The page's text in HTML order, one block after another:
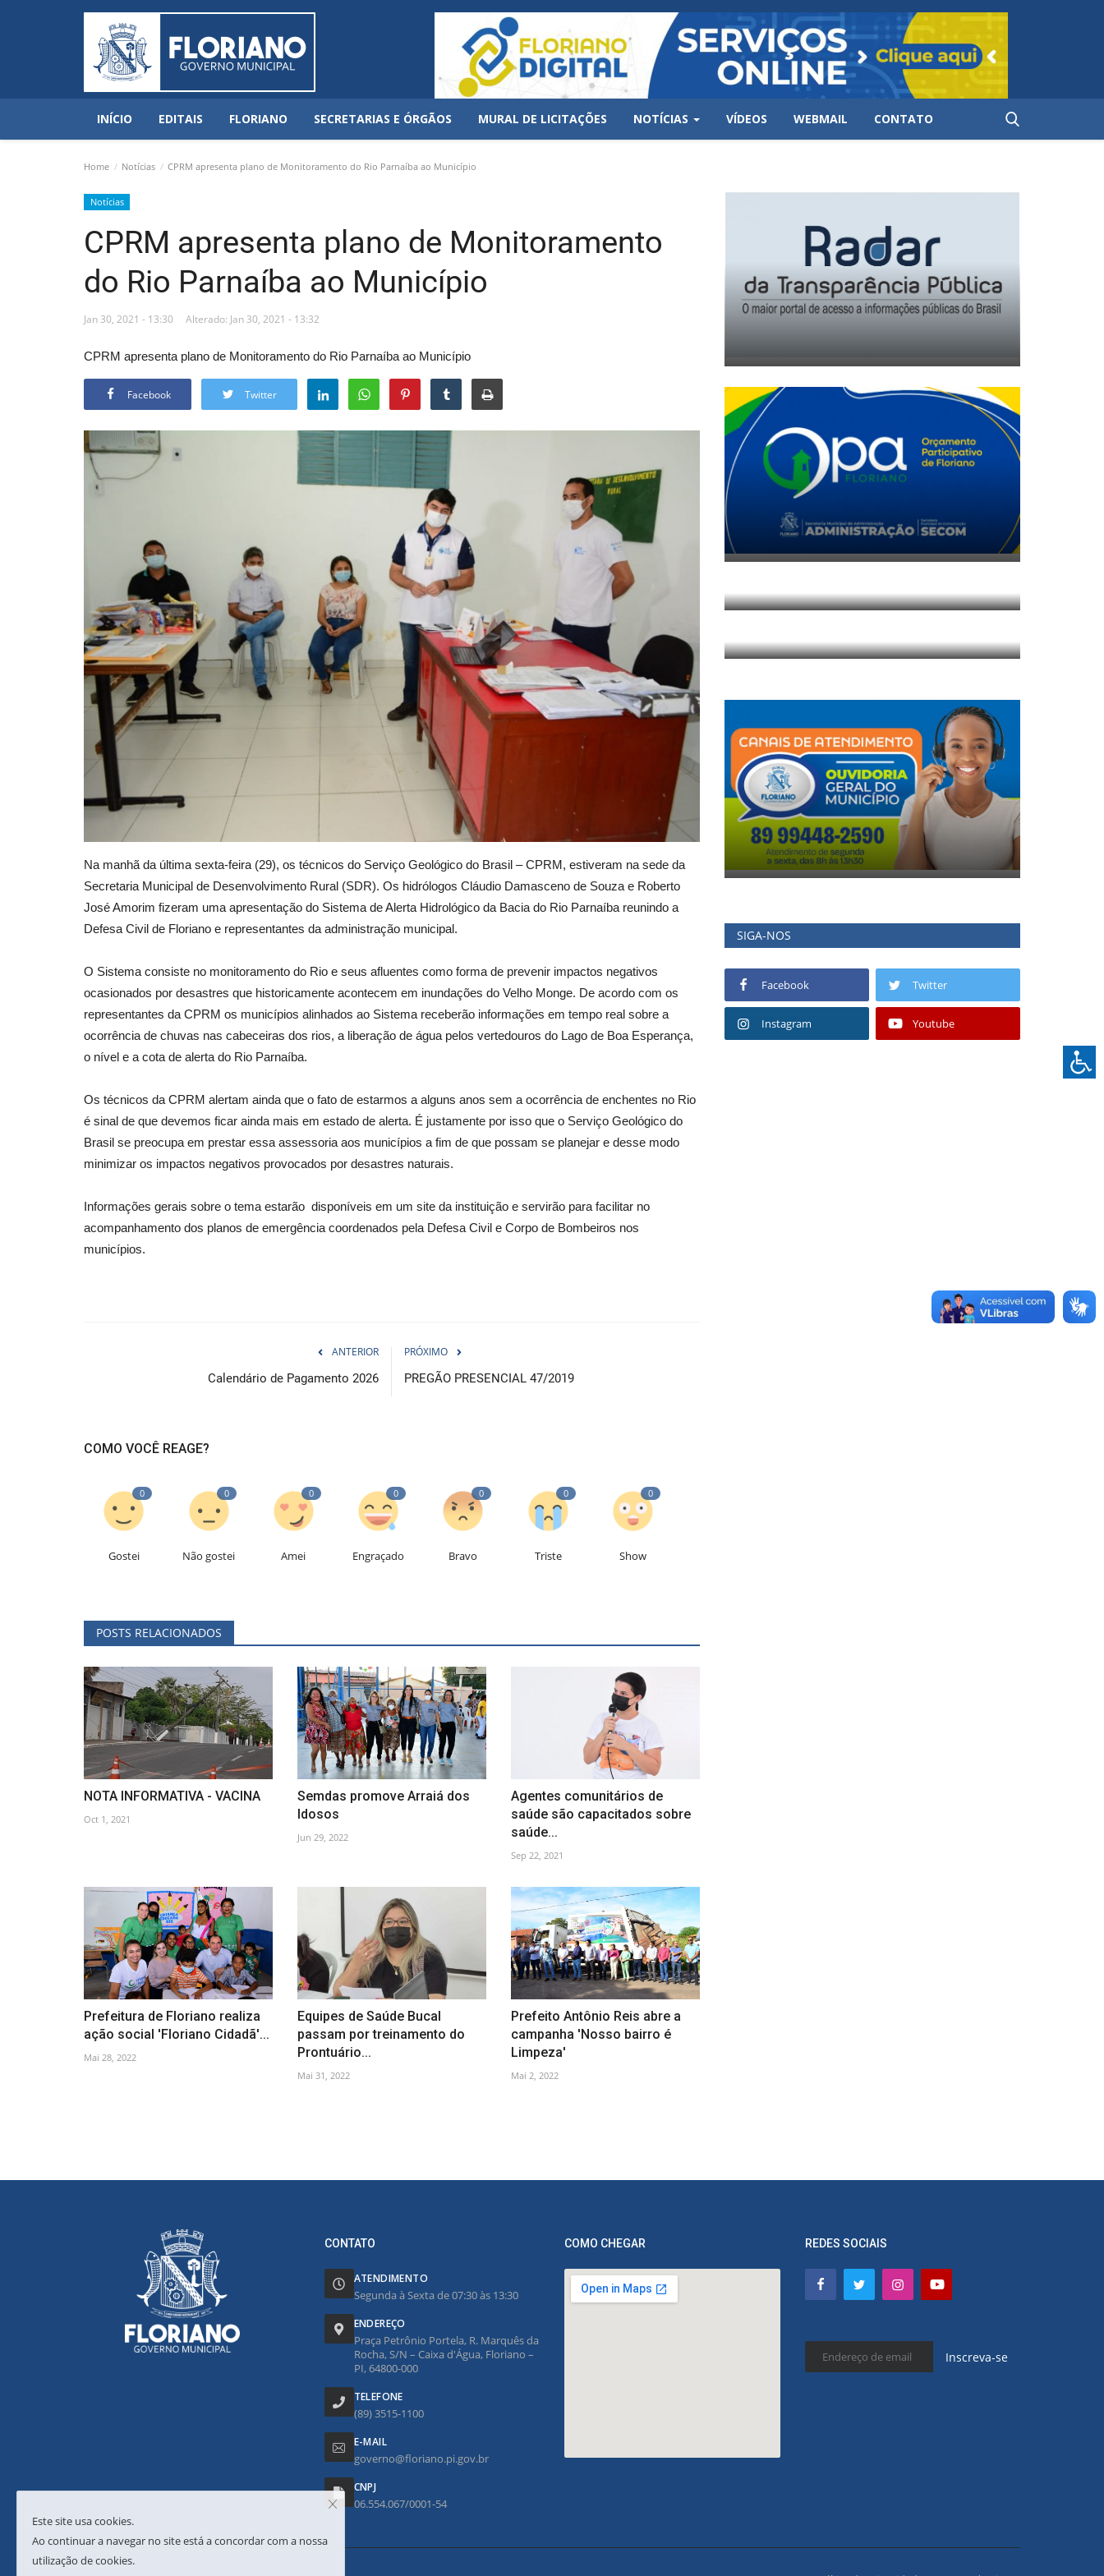
INÍCIO EDITAIS FLORIANO SECRETARIAS E ÓRGÃOS MURAL DE LICITAÇÕES NOTÍCIAS VÍDEOS WEBMAIL CONTATO
Home Notícias CPRM apresenta plano de Monitoramento do Rio Parnaíba ao Município
Notícias
CPRM apresenta plano de Monitoramento
do Rio Parnaíba ao Município
Jan 30, 2021 - 13:30 Alterado: Jan 30, 2021 - 13:32
CPRM apresenta plano de Monitoramento do Rio Parnaíba ao Município
Facebook Twitter
Na manhã da última sexta-feira (29), os técnicos do Serviço Geológico do Brasil – CPRM, estiveram na sede da
Secretaria Municipal de Desenvolvimento Rural (SDR). Os hidrólogos Cláudio Damasceno de Souza e Roberto
José Amorim fizeram uma apresentação do Sistema de Alerta Hidrológico da Bacia do Rio Parnaíba reunindo a
Defesa Civil de Floriano e representantes da administração municipal.
O Sistema consiste no monitoramento do Rio e seus afluentes como forma de prevenir impactos negativos
ocasionados por desastres que historicamente acontecem em inundações do Velho Monge. De acordo com os
representantes da CPRM os municípios alinhados ao Sistema receberão informações em tempo real sobre a
ocorrência de chuvas nas cabeceiras dos rios, a liberação de água pelos vertedouros do Lago de Boa Esperança,
o nível e a cota de alerta do Rio Parnaíba.
Os técnicos da CPRM alertam ainda que o fato de estarmos a alguns anos sem a ocorrência de enchentes no Rio
é sinal de que devemos ficar ainda mais em estado de alerta. É justamente por isso que o Serviço Geológico do
Brasil se preocupa em prestar essa assessoria aos municípios a fim de que possam se planejar e desse modo
minimizar os impactos negativos provocados por desastres naturais.
Informações gerais sobre o tema estarão disponíveis em um site da instituição e servirão para facilitar no
acompanhamento dos planos de emergência coordenados pela Defesa Civil e Corpo de Bombeiros nos
municípios.
ANTERIOR
Calendário de Pagamento 2026
PRÓXIMO
PREGÃO PRESENCIAL 47/2019
COMO VOCÊ REAGE?
0
Gostei
0
Não gostei
0
Amei
0
Engraçado
0
Bravo
0
Triste
0
Show
POSTS RELACIONADOS
NOTA INFORMATIVA - VACINA
Oct 1, 2021
Semdas promove Arraiá dos
Idosos
Jun 29, 2022
Agentes comunitários de
saúde são capacitados sobre
saúde...
Sep 22, 2021
Prefeitura de Floriano realiza
ação social 'Floriano Cidadã'...
Mai 28, 2022
Equipes de Saúde Bucal
passam por treinamento do
Prontuário...
Mai 31, 2022
Prefeito Antônio Reis abre a
campanha 'Nosso bairro é
Limpeza'
Mai 2, 2022
SIGA-NOS
Facebook Twitter
Instagram Youtube
CONTATO
ATENDIMENTO
Segunda à Sexta de 07:30 às 13:30
ENDEREÇO
Praça Petrônio Portela, R. Marquês da
Rocha, S/N – Caixa d'Água, Floriano –
PI, 64800-000
TELEFONE
(89) 3515-1100
E-MAIL
governo@floriano.pi.gov.br
CNPJ
06.554.067/0001-54
COMO CHEGAR REDES SOCIAIS
Inscreva-se
Este site usa cookies.
Ao continuar a navegar no site está a concordar com a nossa
utilização de cookies.